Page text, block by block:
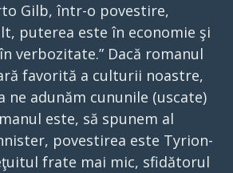
Gilb, într-o povestire,
puterea este în economie şi
verbozitate.” Dacă romanul
favorită a culturii noastre,
ne adunăm cununile (uscate)
este, să spunem al
povestirea este Tyrion-
frate mai mic, sfidătorul